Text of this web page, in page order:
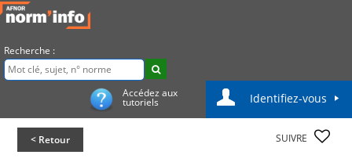
Recherche :
Accédez aux
tutoriels Identifiez-vous
< Retour SUIVRE